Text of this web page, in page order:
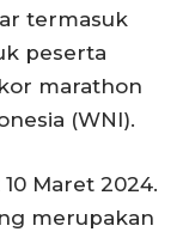
termasuk
peserta
marathon
(WNI).
Maret 2024.
merupakan